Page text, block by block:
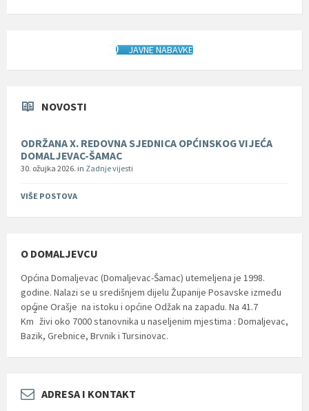
JAVNE NABAVKE
NOVOSTI
ODRŽANA X. REDOVNA SJEDNICA OPĆINSKOG VIJEĆA
DOMALJEVAC-ŠAMAC
30. ožujka 2026. in Zadnje vijesti
VIŠE POSTOVA
O DOMALJEVCU
Općina Domaljevac (Domaljevac-Šamac) utemeljena je 1998.
godine. Nalazi se u središnjem dijelu Županije Posavske između
općine Orašje na istoku i općine Odžak na zapadu. Na 41.7
Km
2
živi oko 7000 stanovnika u naseljenim mjestima : Domaljevac,
Bazik, Grebnice, Brvnik i Tursinovac.
ADRESA I KONTAKT